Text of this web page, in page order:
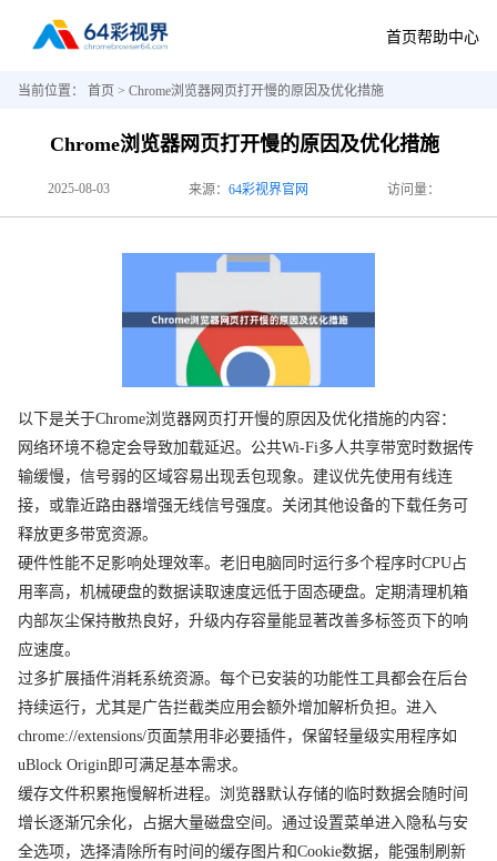
首页帮助中心
当前位置： 首页 > Chrome浏览器网页打开慢的原因及优化措施
Chrome浏览器网页打开慢的原因及优化措施
2025-08-03 来源： 64彩视界官网 访问量：
以下是关于Chrome浏览器网页打开慢的原因及优化措施的内容：
网络环境不稳定会导致加载延迟。公共Wi-Fi多人共享带宽时数据传
输缓慢，信号弱的区域容易出现丢包现象。建议优先使用有线连
接，或靠近路由器增强无线信号强度。关闭其他设备的下载任务可
释放更多带宽资源。
硬件性能不足影响处理效率。老旧电脑同时运行多个程序时CPU占
用率高，机械硬盘的数据读取速度远低于固态硬盘。定期清理机箱
内部灰尘保持散热良好，升级内存容量能显著改善多标签页下的响
应速度。
过多扩展插件消耗系统资源。每个已安装的功能性工具都会在后台
持续运行，尤其是广告拦截类应用会额外增加解析负担。进入
chrome://extensions/页面禁用非必要插件，保留轻量级实用程序如
uBlock Origin即可满足基本需求。
缓存文件积累拖慢解析进程。浏览器默认存储的临时数据会随时间
增长逐渐冗余化，占据大量磁盘空间。通过设置菜单进入隐私与安
全选项，选择清除所有时间的缓存图片和Cookie数据，能强制刷新